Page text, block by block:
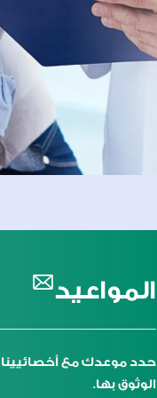
المواعيد
حدد موعدك مع
الوثوق بها.